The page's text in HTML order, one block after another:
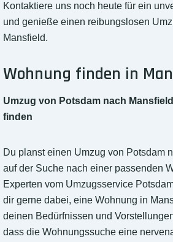
Kontaktiere uns noch heute für ein
und genieße einen reibungslosen
Mansfield.
Wohnung finden in
Umzug von Potsdam nach
finden
Du planst einen Umzug von Potsdam
auf der Suche nach einer passenden
Experten vom Umzugsservice
dir gerne dabei, eine Wohnung in
deinen Bedürfnissen und
dass die Wohnungssuche eine